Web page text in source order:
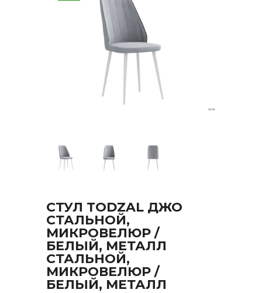
СТУЛ TODZAL ДЖО
СТАЛЬНОЙ,
МИКРОВЕЛЮР /
БЕЛЫЙ, МЕТАЛЛ
СТАЛЬНОЙ,
МИКРОВЕЛЮР /
БЕЛЫЙ, МЕТАЛЛ